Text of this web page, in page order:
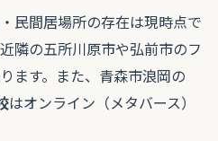
民間居場所の存在は現時点で
隣の五所川原市や弘前市のフ
ます。また、青森市浪岡の
はオンライン（メタバース）